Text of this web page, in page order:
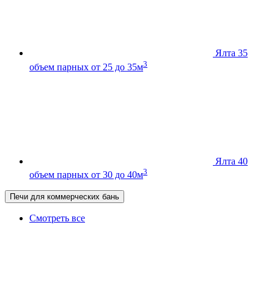
Ялта 35
объем парных от 25 до 35м3
Ялта 40
объем парных от 30 до 40м3
Печи для коммерческих бань
Смотреть все